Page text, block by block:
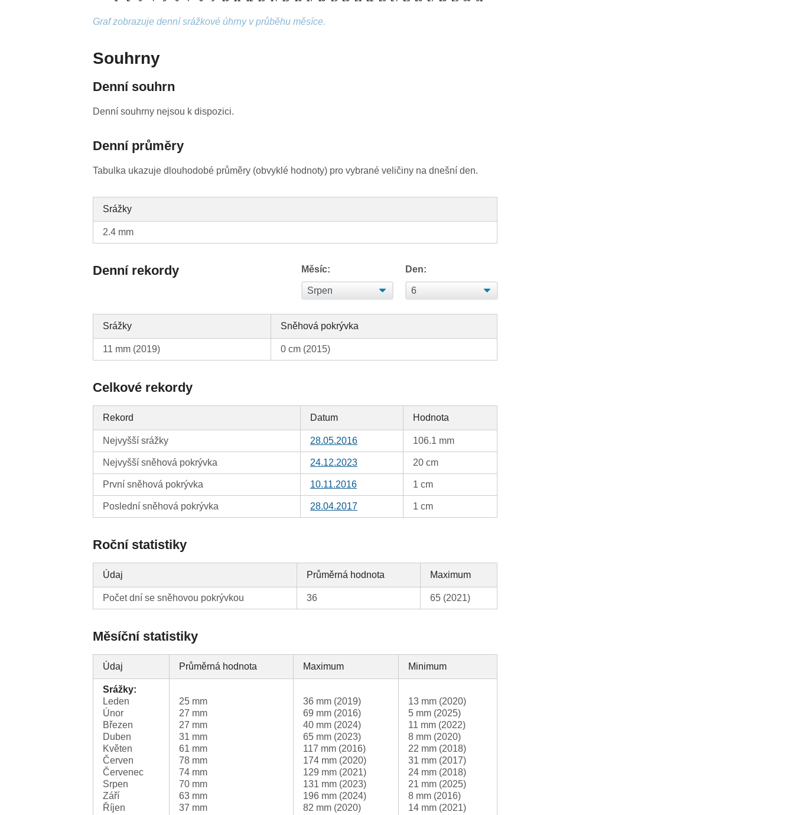
Graf zobrazuje denní srážkové úhrny v průběhu měsíce.
Souhrny
Denní souhrn
Denní souhrny nejsou k dispozici.
Denní průměry
Tabulka ukazuje dlouhodobé průměry (obvyklé hodnoty) pro vybrané veličiny na dnešní den.
Srážky
2.4 mm
Denní rekordy Měsíc: Den:
Srážky Sněhová pokrývka
11 mm (2019) 0 cm (2015)
Celkové rekordy
Rekord Datum Hodnota
Nejvyšší srážky 28.05.2016 106.1 mm
Nejvyšší sněhová pokrývka 24.12.2023 20 cm
První sněhová pokrývka 10.11.2016 1 cm
Poslední sněhová pokrývka 28.04.2017 1 cm
Roční statistiky
Údaj Průměrná hodnota Maximum
Počet dní se sněhovou pokrývkou 36 65 (2021)
Měsíční statistiky
Údaj Průměrná hodnota Maximum Minimum
Srážky:
Leden
Únor
Březen
Duben
Květen
Červen
Červenec
Srpen
Září
Říjen
25 mm
27 mm
27 mm
31 mm
61 mm
78 mm
74 mm
70 mm
63 mm
37 mm
36 mm (2019)
69 mm (2016)
40 mm (2024)
65 mm (2023)
117 mm (2016)
174 mm (2020)
129 mm (2021)
131 mm (2023)
196 mm (2024)
82 mm (2020)
13 mm (2020)
5 mm (2025)
11 mm (2022)
8 mm (2020)
22 mm (2018)
31 mm (2017)
24 mm (2018)
21 mm (2025)
8 mm (2016)
14 mm (2021)